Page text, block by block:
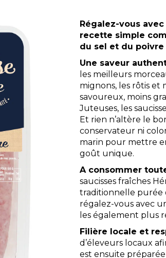
Régalez-vous
recette simple
du sel et du poivre
Une saveur
les meilleurs
mignons, les rôtis et
savoureux, moins
Juteuses, les
Et rien n’altère le
conservateur ni
marin pour mettre
goût unique.
A consommer
saucisses fraîches
traditionnelle purée
régalez-vous avec
les également plus
Filière locale et
d’éleveurs locaux
est ensuite